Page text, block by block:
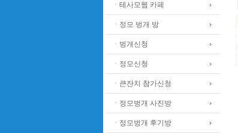
ㆍ테사모웹 카페
ㆍ정모 벙개 방
ㆍ벙개신청
ㆍ정모신청
ㆍ큰잔치 참가신청
ㆍ정모벙개 사진방
ㆍ정모벙개 후기방